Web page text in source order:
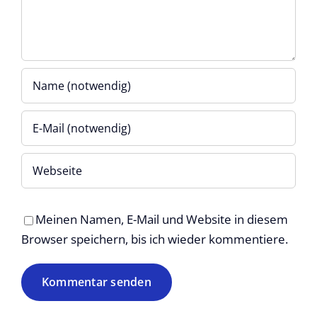
Meinen Namen, E-Mail und Website in diesem
Browser speichern, bis ich wieder kommentiere.